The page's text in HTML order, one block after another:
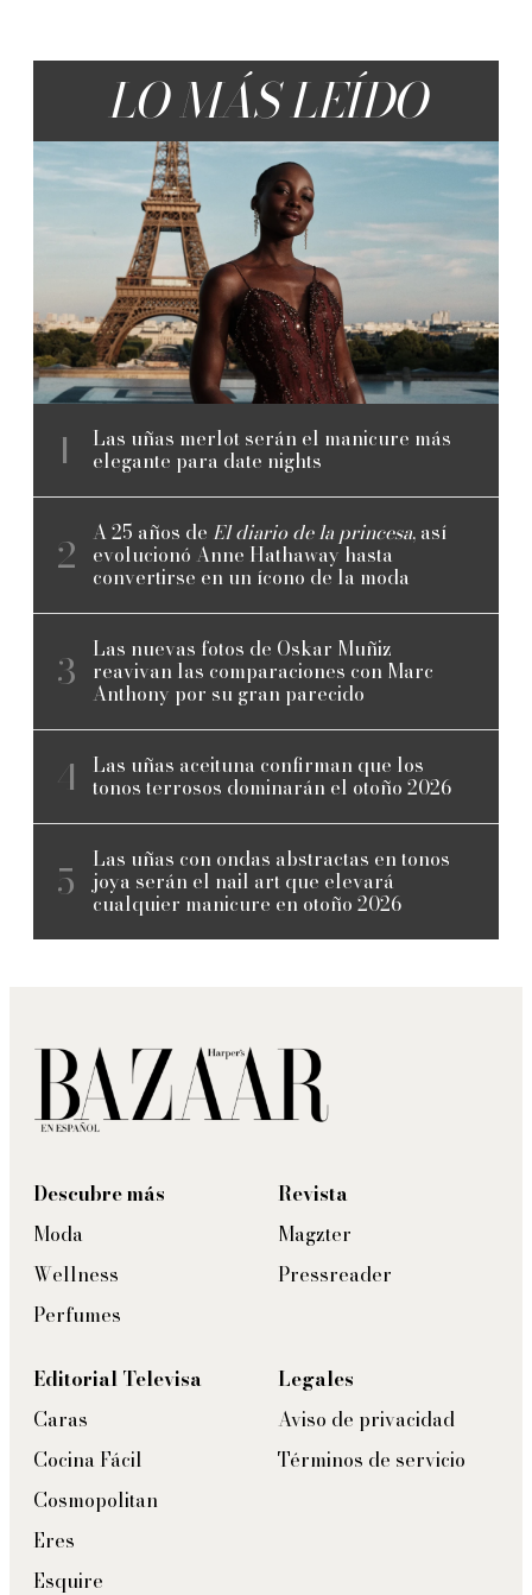
LO MÁS LEÍDO
Las uñas merlot serán el manicure más
elegante para date nights
A 25 años de El diario de la princesa, así
evolucionó Anne Hathaway hasta
convertirse en un ícono de la moda
Las nuevas fotos de Oskar Muñiz
reavivan las comparaciones con Marc
Anthony por su gran parecido
Las uñas aceituna confirman que los
tonos terrosos dominarán el otoño 2026
Las uñas con ondas abstractas en tonos
joya serán el nail art que elevará
cualquier manicure en otoño 2026
Descubre más
Moda
Wellness
Perfumes
Revista
Magzter
Pressreader
Editorial Televisa
Caras
Cocina Fácil
Cosmopolitan
Eres
Esquire
Legales
Aviso de privacidad
Términos de servicio